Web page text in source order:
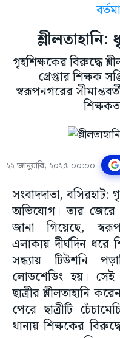
গৃহশিক্ষকের বিরুদ্ধে
গ্রেপ্তার শিক্ষক
স্বরূপনগরের
২২ জানুয়ারি, ২০২৫ ০০:০০
সংবাদদাতা, বসিরহাট:
অভিযোগ। তার জেরে
জানা গিয়েছে,
এলাকায় দীর্ঘদিন ধরে
সন্ধ্যায় টিউশনি
লোডশেডিং হয়।
ছাত্রীর শ্লীলতাহানি
পেরে ছাত্রীটি
থানায় শিক্ষকের